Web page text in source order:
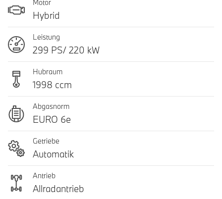
Motor
Hybrid
Leistung
299 PS/ 220 kW
Hubraum
1998 ccm
Abgasnorm
EURO 6e
Getriebe
Automatik
Antrieb
Allradantrieb